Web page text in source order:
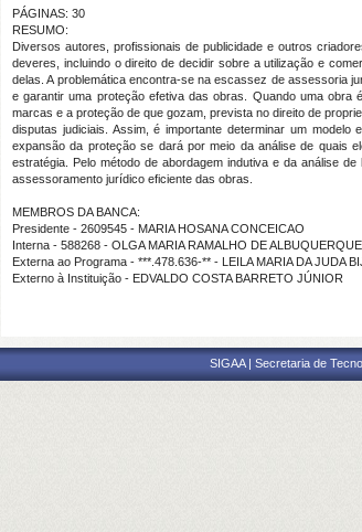
PÁGINAS: 30
RESUMO:
Diversos autores, profissionais de publicidade e outros
deveres, incluindo o direito de decidir sobre a utilização e
delas. A problemática encontra-se na escassez de assessoria
e garantir uma proteção efetiva das obras. Quando uma obra
marcas e a proteção de que gozam, prevista no direito de
disputas judiciais. Assim, é importante determinar um
expansão da proteção se dará por meio da análise de quais
estratégia. Pelo método de abordagem indutiva e da análise
assessoramento jurídico eficiente das obras.
MEMBROS DA BANCA:
Presidente - 2609545 - MARIA HOSANA CONCEICAO
Interna - 588268 - OLGA MARIA RAMALHO DE ALBUQUERQUE
Externa ao Programa - ***.478.636-** - LEILA MARIA DA JUDA
Externo à Instituição - EDVALDO COSTA BARRETO JÚNIOR
SIGAA | Secretaria de